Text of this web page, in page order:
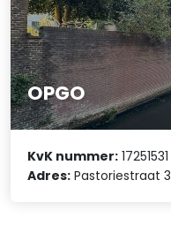
OPGO
KvK nummer: 17251531
Adres: Pastoriestraat